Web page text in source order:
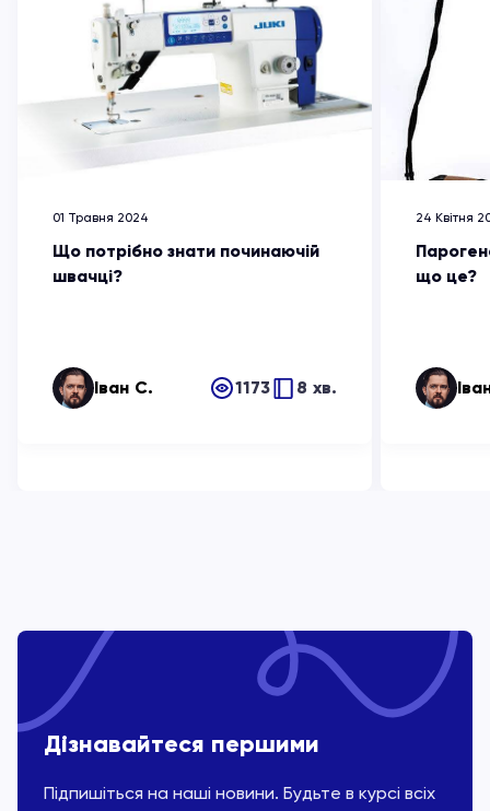
01 Травня 2024
Що потрібно знати починаючій
швачці?
Іван С. 1173 8 хв.
24 Квітня
що це?
Дізнавайтеся першими
Підпишіться на наші новини. Будьте в курсі всіх